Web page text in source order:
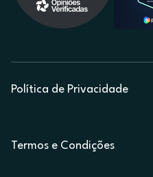
Política de Privacidade
Termos e Condições